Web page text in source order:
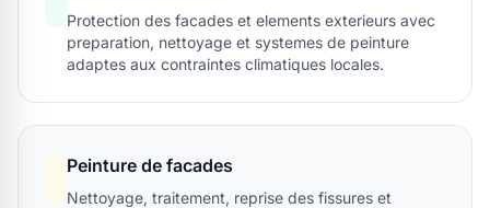
Protection des facades et elements exterieurs avec
preparation, nettoyage et systemes de peinture
adaptes aux contraintes climatiques locales.
Peinture de facades
Nettoyage, traitement, reprise des fissures et